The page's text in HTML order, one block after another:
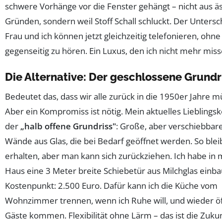
schwere Vorhänge vor die Fenster gehängt – nicht aus
Gründen, sondern weil Stoff Schall schluckt. Der
Frau und ich können jetzt gleichzeitig telefonieren,
gegenseitig zu hören. Ein Luxus, den ich nicht mehr
Die Alternative: Der geschlossene
Bedeutet das, dass wir alle zurück in die 1950er Jahre
Aber ein Kompromiss ist nötig. Mein aktuelles
der „halb offene Grundriss": Große, aber
Wände aus Glas, die bei Bedarf geöffnet werden. So
erhalten, aber man kann sich zurückziehen. Ich habe in
Haus eine 3 Meter breite Schiebetür aus Milchglas
Kostenpunkt: 2.500 Euro. Dafür kann ich die Küche vom
Wohnzimmer trennen, wenn ich Ruhe will, und wieder
Gäste kommen. Flexibilität ohne Lärm – das ist die